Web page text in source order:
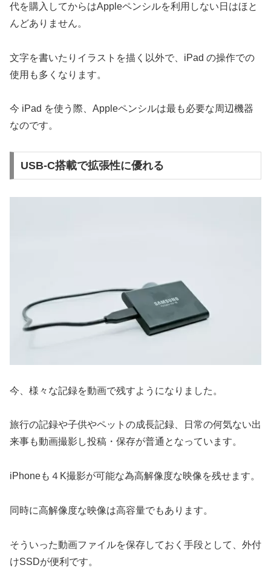
代を購入してからはAppleペンシルを利用しない日はほと
んどありません。
文字を書いたりイラストを描く以外で、iPad の操作での
使用も多くなります。
今 iPad を使う際、Appleペンシルは最も必要な周辺機器
なのです。
USB-C搭載で拡張性に優れる
今、様々な記録を動画で残すようになりました。
旅行の記録や子供やペットの成長記録、日常の何気ない出
来事も動画撮影し投稿・保存が普通となっています。
iPhoneも４K撮影が可能な為高解像度な映像を残せます。
同時に高解像度な映像は高容量でもあります。
そういった動画ファイルを保存しておく手段として、外付
けSSDが便利です。